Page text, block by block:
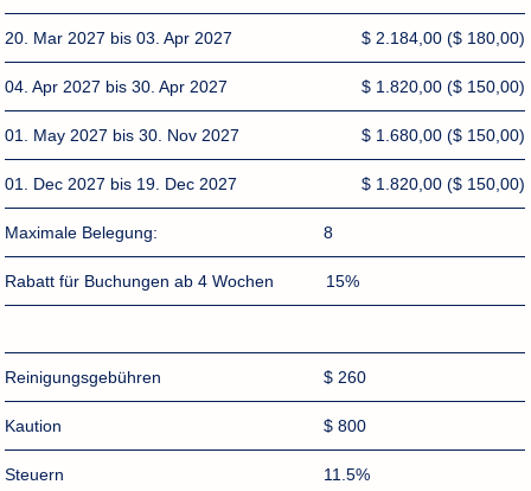
20. Mar 2027 bis 03. Apr 2027 $ 2.184,00($ 180,00)
04. Apr 2027 bis 30. Apr 2027 $ 1.820,00($ 150,00)
01. May 2027 bis 30. Nov 2027 $ 1.680,00($ 150,00)
01. Dec 2027 bis 19. Dec 2027 $ 1.820,00($ 150,00)
Maximale Belegung: 8
Rabatt für Buchungen ab 4 Wochen 15%
Reinigungsgebühren $ 260
Kaution $ 800
Steuern 11.5%